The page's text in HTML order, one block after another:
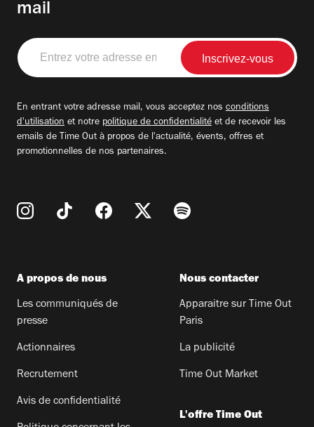
mail
Entrez
votre
adresse
En entrant votre adresse mail, vous acceptez nos conditions
d'utilisation et notre politique de confidentialité et de recevoir les
emails de Time Out à propos de l'actualité, évents, offres et
promotionnelles de nos partenaires.
A propos de nous
Les communiqués de
presse
Actionnaires
Recrutement
Avis de confidentialité
Nous contacter
Apparaitre sur Time Out
Paris
La publicité
Time Out Market
L'offre Time Out